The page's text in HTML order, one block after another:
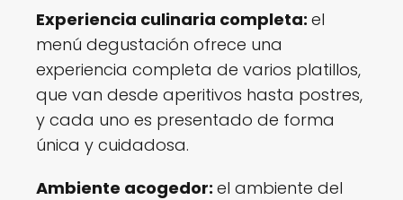
Experiencia culinaria completa: el
menú degustación ofrece una
experiencia completa de varios platillos,
que van desde aperitivos hasta postres,
y cada uno es presentado de forma
única y cuidadosa.
Ambiente acogedor: el ambiente del